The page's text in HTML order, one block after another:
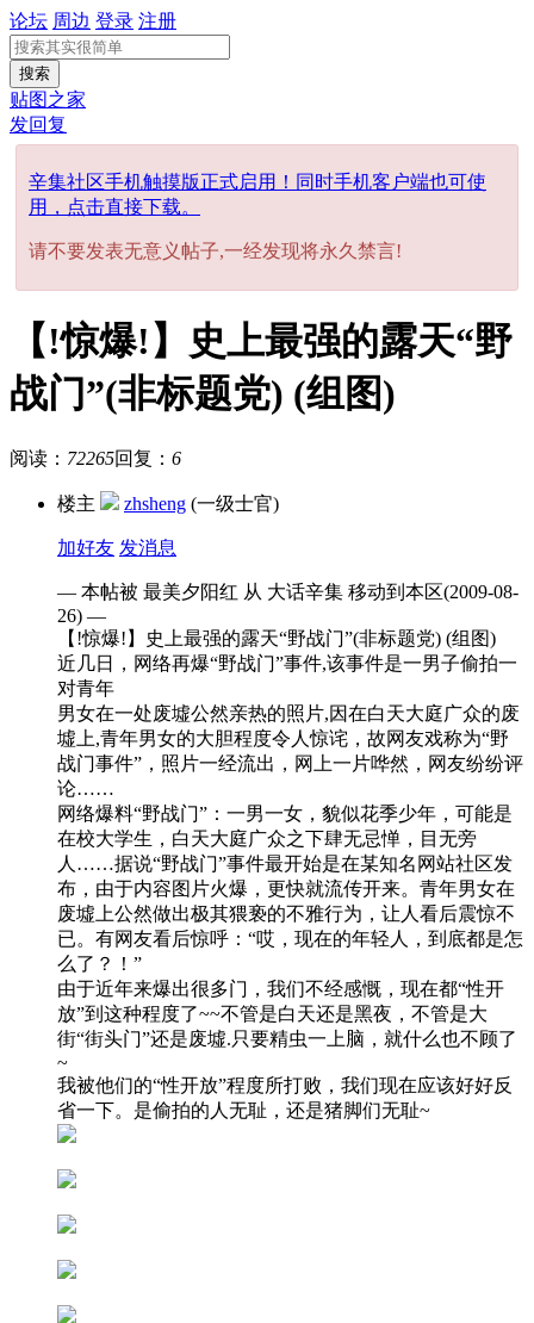
论坛 周边 登录 注册
搜索
贴图之家
发回复
辛集社区手机触摸版正式启用！同时手机客户端也可使
用，点击直接下载。
请不要发表无意义帖子,一经发现将永久禁言!
【!惊爆!】史上最强的露天“野
战门”(非标题党) (组图)
阅读： 72265回复： 6
楼主 zhsheng (一级士官)
加好友 发消息
— 本帖被 最美夕阳红 从 大话辛集 移动到本区(2009-08-
26) —
【!惊爆!】史上最强的露天“野战门”(非标题党) (组图)
近几日，网络再爆“野战门”事件,该事件是一男子偷拍一
对青年
男女在一处废墟公然亲热的照片,因在白天大庭广众的废
墟上,青年男女的大胆程度令人惊诧，故网友戏称为“野
战门事件”，照片一经流出，网上一片哗然，网友纷纷评
论……
网络爆料“野战门”：一男一女，貌似花季少年，可能是
在校大学生，白天大庭广众之下肆无忌惮，目无旁
人……据说“野战门”事件最开始是在某知名网站社区发
布，由于内容图片火爆，更快就流传开来。青年男女在
废墟上公然做出极其猥亵的不雅行为，让人看后震惊不
已。有网友看后惊呼：“哎，现在的年轻人，到底都是怎
么了？！”
由于近年来爆出很多门，我们不经感慨，现在都“性开
放”到这种程度了~~不管是白天还是黑夜，不管是大
街“街头门”还是废墟.只要精虫一上脑，就什么也不顾了
~
我被他们的“性开放”程度所打败，我们现在应该好好反
省一下。是偷拍的人无耻，还是猪脚们无耻~